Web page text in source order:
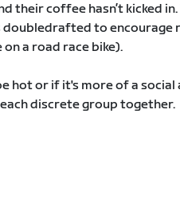
their coffee hasn’t kicked in.
doubledrafted to encourage
a road race bike).
hot or if it's more of a social
discrete group together.